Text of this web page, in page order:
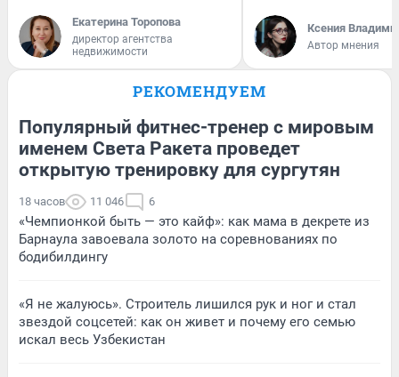
Екатерина Торопова
директор агентства
недвижимости
Ксения
Автор мнения
РЕКОМЕНДУЕМ
Популярный фитнес-тренер с мировым
именем Света Ракета проведет
открытую тренировку для сургутян
18 часов 11 046 6
«Чемпионкой быть — это кайф»: как мама в декрете из
Барнаула завоевала золото на соревнованиях по
бодибилдингу
«Я не жалуюсь». Строитель лишился рук и ног и стал
звездой соцсетей: как он живет и почему его семью
искал весь Узбекистан